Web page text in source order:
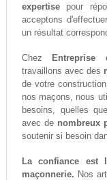
expertisepour
acceptons
un résultat
Chez Entreprise
travaillons avec des
de votre
nos maçons, nous
besoins, quelles
avec de nombreux
soutenir si besoin
La confiance est
maçonnerie. Nos